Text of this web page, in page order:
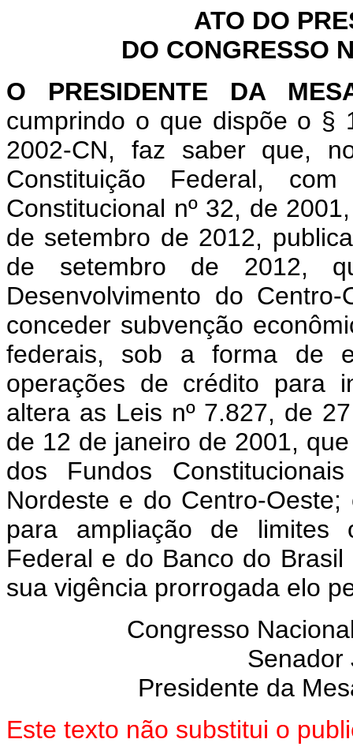
ATO DO
DO CONGRESSO
O PRESIDENTE DA
cumprindo o que dispõe o §
2002-CN, faz saber que,
Constituição Federal,
Constitucional nº 32, de
de setembro de 2012,
de setembro de 2012,
Desenvolvimento do
conceder subvenção
federais, sob a forma de
operações de crédito para
altera as Leis nº 7.827, de
de 12 de janeiro de 2001,
dos Fundos
Nordeste e do Centro-
para ampliação de limites
Federal e do Banco do
sua vigência prorrogada elo
Congresso
Senador
Presidente da
Este texto não substitui o